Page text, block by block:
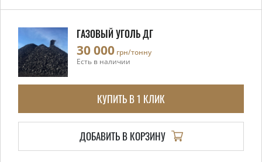
ГАЗОВЫЙ УГОЛЬ ДГ
30 000 грн/тонну
Есть в наличии
КУПИТЬ В 1 КЛИК
ДОБАВИТЬ В КОРЗИНУ